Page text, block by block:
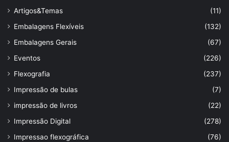
Artigos&Temas
(11)
Embalagens Flexíveis
(132)
Embalagens Gerais
(67)
Eventos
(226)
Flexografia
(237)
Impressão de bulas
(7)
impressão de livros
(22)
Impressão Digital
(278)
Impressao flexográfica
(76)